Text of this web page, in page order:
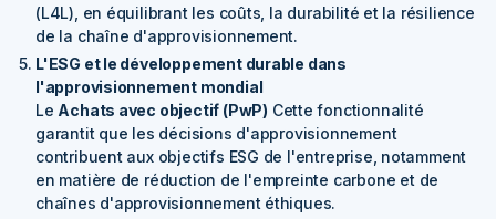
(L4L), en équilibrant les coûts, la durabilité et la résilience
de la chaîne d'approvisionnement.
L'ESG et le développement durable dans
l'approvisionnement mondial
Le Achats avec objectif (PwP) Cette fonctionnalité
garantit que les décisions d'approvisionnement
contribuent aux objectifs ESG de l'entreprise, notamment
en matière de réduction de l'empreinte carbone et de
chaînes d'approvisionnement éthiques.